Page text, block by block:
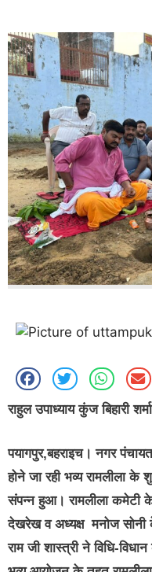
राहुल उपाध्याय कुंज बिहारी शर्मा
पयागपुर,बहराइच। नगर
होने जा रही भव्य रामलीला के
संपन्न हुआ। रामलीला कमेटी
देखरेख व अध्यक्ष मनोज सोनी
राम जी शास्त्री ने विधि-